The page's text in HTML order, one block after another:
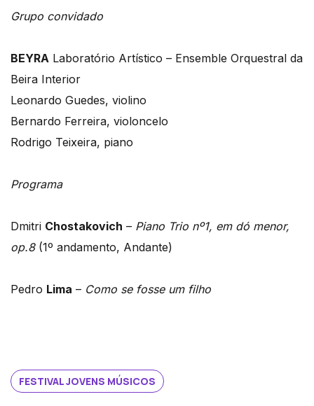
Grupo convidado
BEYRA Laboratório Artístico – Ensemble Orquestral da
Beira Interior
Leonardo Guedes, violino
Bernardo Ferreira, violoncelo
Rodrigo Teixeira, piano
Programa
Dmitri Chostakovich – Piano Trio nº1, em dó menor,
op.8(1º andamento, Andante)
Pedro Lima – Como se fosse um filho
FESTIVAL JOVENS MÚSICOS